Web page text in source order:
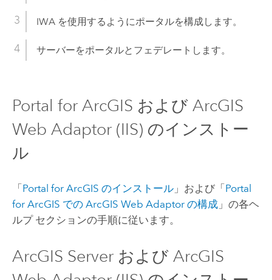
IWA を使用するようにポータルを構成します。
サーバーをポータルとフェデレートします。
Portal for ArcGIS および ArcGIS
Web Adaptor (IIS) のインストー
ル
「 Portal for ArcGIS のインストール」および「 Portal
for ArcGIS での ArcGIS Web Adaptor の構成」の各ヘ
ルプ セクションの手順に従います。
ArcGIS Serverおよび ArcGIS